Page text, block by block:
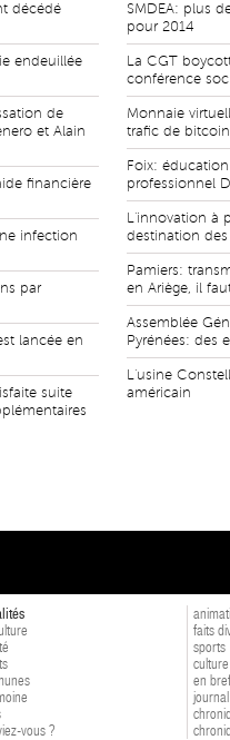
décédé
endeuillée
de
et Alain
financière
infection
par
lancée en
suite
SMDEA: plus
pour 2014
La CGT
conférence
Monnaie
trafic de bitcoin
Foix:
professionnel
L'innovation à
destination des
Pamiers:
en Ariège, il
Assemblée
Pyrénées: des
L'usine
américain
vous ?
faits
sports
culture
en bref